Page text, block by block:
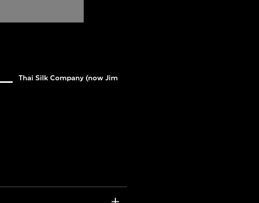
Thai Silk Company (now Jim